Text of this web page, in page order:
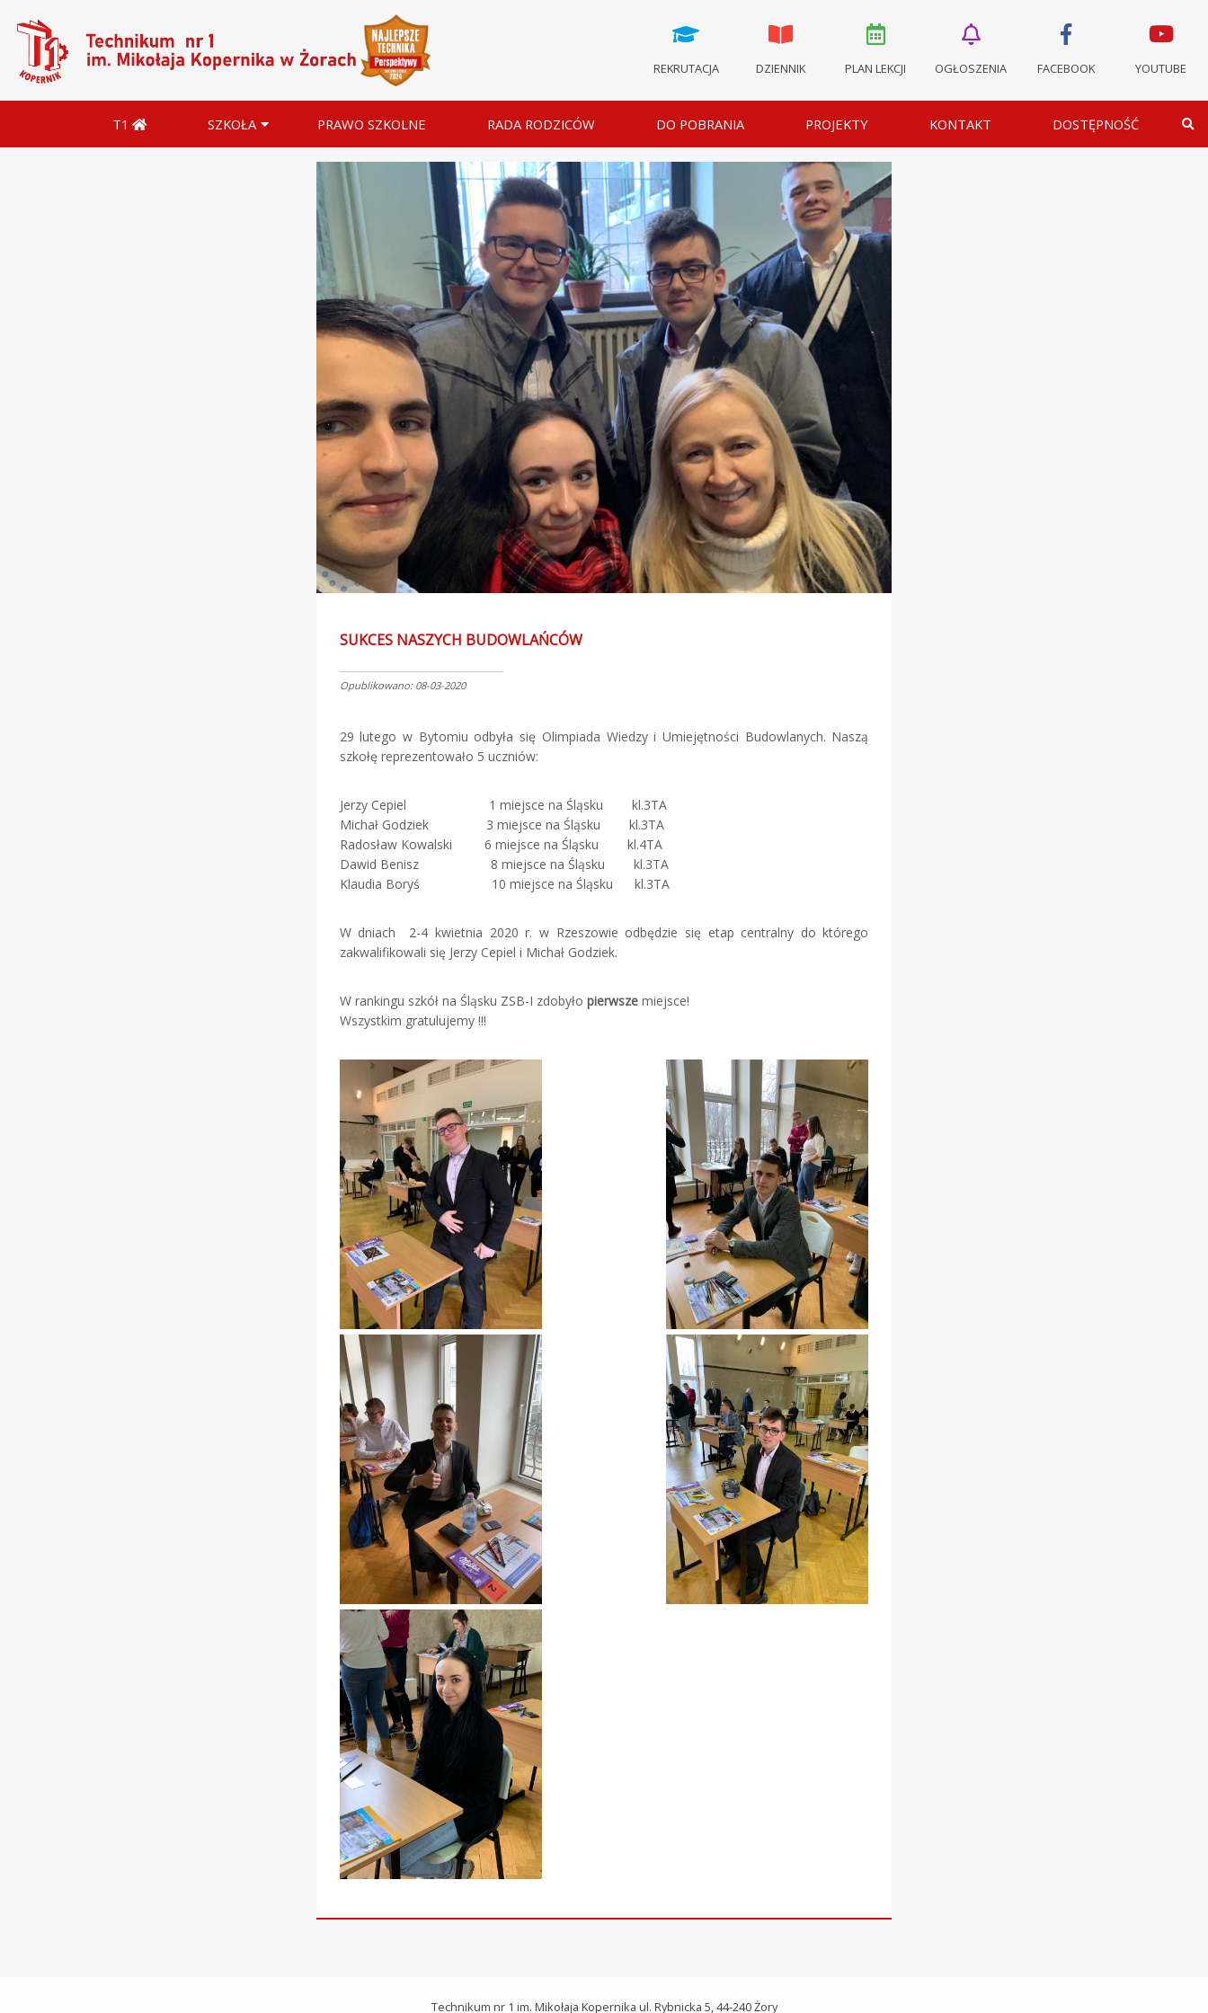
REKRUTACJA DZIENNIK PLAN LEKCJI OGŁOSZENIA FACEBOOK YOUTUBE
T1 SZKOŁA PRAWO SZKOLNE RADA RODZICÓW DO POBRANIA PROJEKTY KONTAKT DOSTĘPNOŚĆ
SUKCES NASZYCH BUDOWLAŃCÓW
Opublikowano: 08-03-2020
29 lutego w Bytomiu odbyła się Olimpiada Wiedzy i Umiejętności Budowlanych. Naszą
szkołę reprezentowało 5 uczniów:
Jerzy Cepiel 1 miejsce na Śląsku kl.3TA
Michał Godziek 3 miejsce na Śląsku kl.3TA
Radosław Kowalski 6 miejsce na Śląsku kl.4TA
Dawid Benisz 8 miejsce na Śląsku kl.3TA
Klaudia Boryś 10 miejsce na Śląsku kl.3TA
W dniach 2-4 kwietnia 2020 r. w Rzeszowie odbędzie się etap centralny do którego
zakwalifikowali się Jerzy Cepiel i Michał Godziek.
W rankingu szkół na Śląsku ZSB-I zdobyło pierwszemiejsce!
Wszystkim gratulujemy !!!
Technikum nr 1 im. Mikołaja Kopernika ul. Rybnicka 5, 44-240 Żory